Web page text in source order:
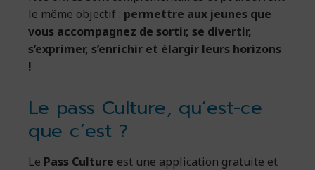
le même objectif : permettre aux jeunes que
vous accompagnez de sortir, se divertir,
s’exprimer, s’enrichir et élargir leurs horizons
!
Le pass Culture, qu’est-ce
que c’est ?
Le Pass Culture est une application gratuite et